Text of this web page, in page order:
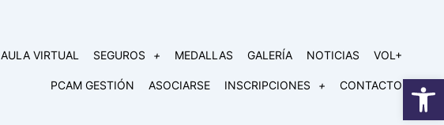
AULA VIRTUAL SEGUROS MEDALLAS GALERÍA NOTICIAS VOL+
PCAM GESTIÓN ASOCIARSE INSCRIPCIONES CONTACTO